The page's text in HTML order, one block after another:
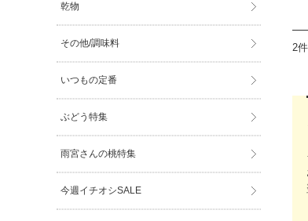
2
乾物
その他/調味料
いつもの定番
ぶどう特集
雨宮さんの桃特集
今週イチオシSALE